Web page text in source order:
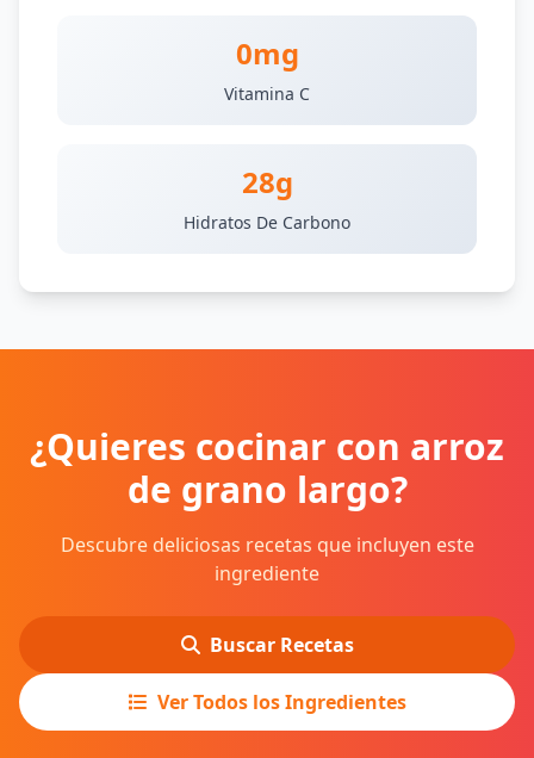
0mg
Vitamina C
28g
Hidratos De Carbono
¿Quieres cocinar con arroz
de grano largo?
Descubre deliciosas recetas que incluyen este
ingrediente
Buscar Recetas
Ver Todos los Ingredientes